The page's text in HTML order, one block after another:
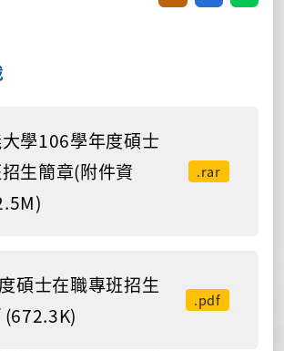
學106學年度碩士
生簡章(附件資
.rar
碩士在職專班招生
.pdf